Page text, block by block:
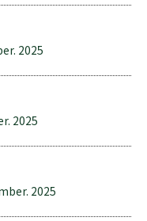
2025
2025
2025